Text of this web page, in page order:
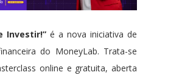
Investir!” é a nova iniciativa de
do MoneyLab. Trata-se
online e gratuita, aberta